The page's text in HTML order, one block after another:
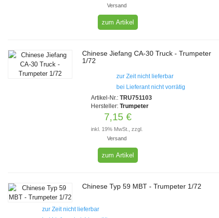
Versand
zum Artikel
Chinese Jiefang CA-30 Truck - Trumpeter
1/72
zur Zeit nicht lieferbar
bei Lieferant nicht vorrätig
Artikel-Nr.: TRU751103
Hersteller: Trumpeter
7,15 €
inkl. 19% MwSt., zzgl.
Versand
zum Artikel
Chinese Typ 59 MBT - Trumpeter 1/72
zur Zeit nicht lieferbar